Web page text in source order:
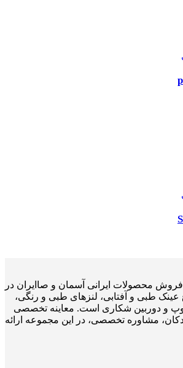
محصولات ایرانی آسمان و صاایران در
عینک طبی و آفتابی، لنزهای طبی و رنگی،
و دوربین شکاری است. معاینه تخصصی
مشاوره تخصصی، در این مجموعه ارائه